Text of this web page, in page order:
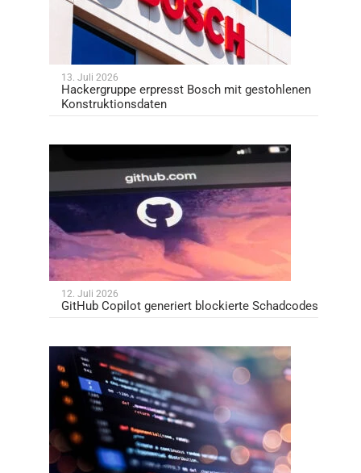
13. Juli 2026
Hackergruppe erpresst Bosch mit gestohlenen
Konstruktionsdaten
12. Juli 2026
GitHub Copilot generiert blockierte Schadcodes